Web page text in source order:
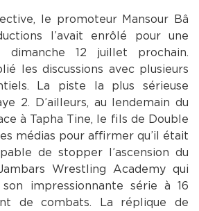
le promoteur Mansour Bâ
l’avait enrôlé pour une
12 juillet prochain.
les discussions avec plusieurs
La piste la plus sérieuse
2. D’ailleurs, au lendemain du
à Tapha Tine, le fils de Double
médias pour affirmer qu’il était
de stopper l’ascension du
Wrestling Academy qui
impressionnante série à 16
de combats. La réplique de